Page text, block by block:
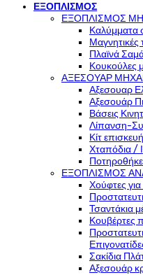
ΕΞΟΠΛΙΣΜΟΣ
ΕΞΟΠΛΙΣΜΟΣ
Καλύμματα
Μαγνητικές
Πλαϊνά
Κουκούλες
ΑΞΕΣΟΥΑΡ
Αξεσουαρ
Αξεσουάρ
Βάσεις
Λίπανση-
Κίτ
Χταπόδια /
ΕΞΟΠΛΙΣΜΟΣ
Χούφτες
Τσαντάκια
Κουβέρτες
Σακίδια
Αξεσουάρ